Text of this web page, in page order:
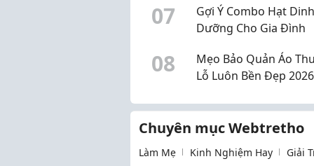
07
Gợi Ý Combo Hạt Dinh
Dưỡng Cho Gia Đình
08
Mẹo Bảo Quản Áo
Lỗ Luôn Bền Đẹp 2026
Chuyên mục Webtretho
Làm Mẹ Kinh Nghiệm Hay Giải